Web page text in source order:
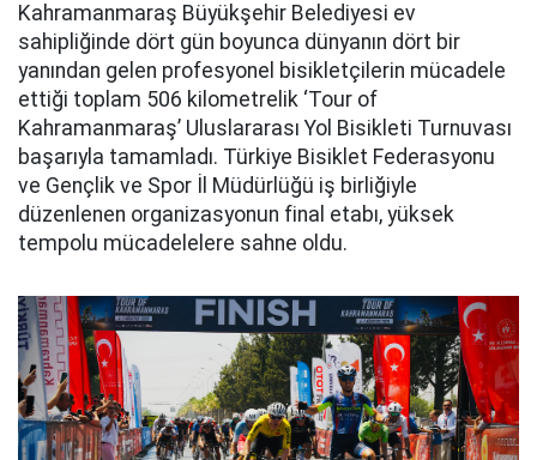
Kahramanmaraş Büyükşehir Belediyesi ev
sahipliğinde dört gün boyunca dünyanın dört bir
yanından gelen profesyonel bisikletçilerin mücadele
ettiği toplam 506 kilometrelik ‘Tour of
Kahramanmaraş’ Uluslararası Yol Bisikleti Turnuvası
başarıyla tamamladı. Türkiye Bisiklet Federasyonu
ve Gençlik ve Spor İl Müdürlüğü iş birliğiyle
düzenlenen organizasyonun final etabı, yüksek
tempolu mücadelelere sahne oldu.